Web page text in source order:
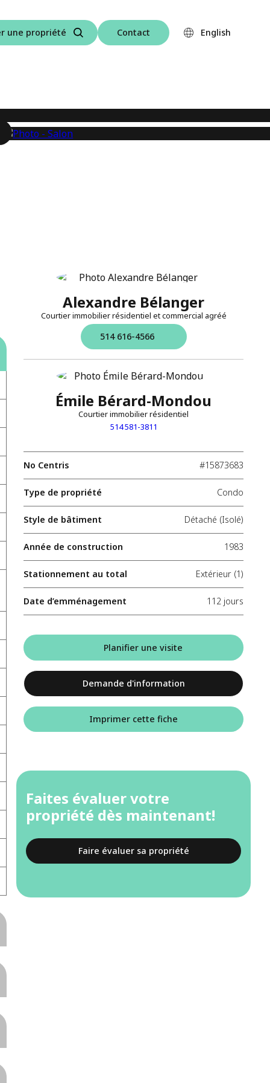
une propriété Contact English
Alexandre Bélanger
Courtier immobilier résidentiel et commercial agréé
514 616-4566
Émile Bérard-Mondou
Courtier immobilier résidentiel
514 581-3811
No Centris #15873683
Type de propriété Condo
Style de bâtiment Détaché (Isolé)
Année de construction 1983
Stationnement au total Extérieur (1)
Date d’emménagement 112 jours
Planifier une visite
Demande d'information
Imprimer cette fiche
Faites évaluer votre
propriété dès maintenant!
Faire évaluer sa propriété